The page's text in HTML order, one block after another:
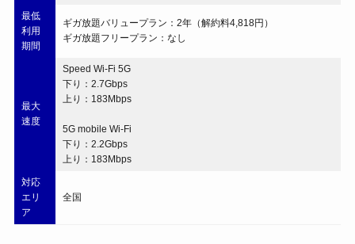
最低
利用
期間
ギガ放題バリュープラン：2年（解約料4,818円）
ギガ放題フリープラン：なし
最大
速度
Speed Wi-Fi 5G
下り：2.7Gbps
上り：183Mbps
5G mobile Wi-Fi
下り：2.2Gbps
上り：183Mbps
対応
エリ
ア
全国